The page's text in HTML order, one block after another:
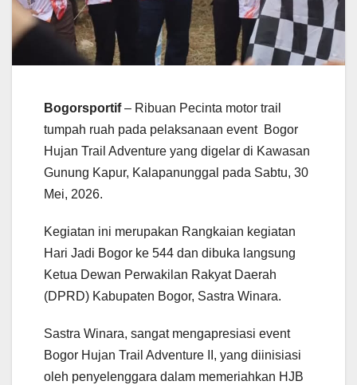
Bogorsportif– Ribuan Pecinta motor trail
tumpah ruah pada pelaksanaan event Bogor
Hujan Trail Adventure yang digelar di Kawasan
Gunung Kapur, Kalapanunggal pada Sabtu, 30
Mei, 2026.
Kegiatan ini merupakan Rangkaian kegiatan
Hari Jadi Bogor ke 544 dan dibuka langsung
Ketua Dewan Perwakilan Rakyat Daerah
(DPRD) Kabupaten Bogor, Sastra Winara.
Sastra Winara, sangat mengapresiasi event
Bogor Hujan Trail Adventure II, yang diinisiasi
oleh penyelenggara dalam memeriahkan HJB